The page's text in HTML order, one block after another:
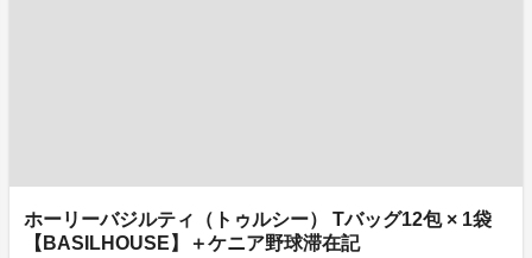
ホーリーバジルティ（トゥルシー） Tバッグ12包 × 1袋
【BASILHOUSE】＋ケニア野球滞在記